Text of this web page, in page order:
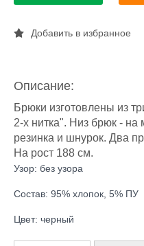
Добавить в избранное
Описание:
Брюки изготовлены из
2-х нитка". Низ брюк - на
резинка и шнурок. Два
На рост 188 см.
Узор: без узора
Состав: 95% хлопок, 5% ПУ
Цвет: черный